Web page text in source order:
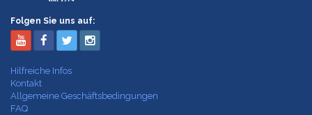
Folgen Sie uns auf:
Hilfreiche Infos
Kontakt
Allgemeine Geschäftsbedingungen
FAQ